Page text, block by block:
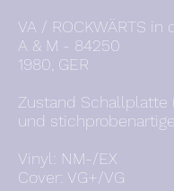
VA / ROCKWÄRTS in
A & M - 84250
1980, GER
Zustand Schallplatte
und
Vinyl: NM-/EX
Cover: VG+/VG